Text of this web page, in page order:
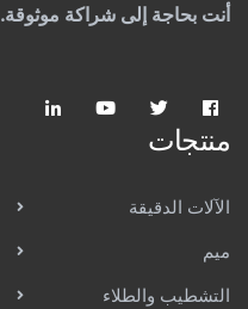
أنت بحاجة إلى شراكة موثوقة.
منتجات
الآلات الدقيقة
ميم
التشطيب والطلاء